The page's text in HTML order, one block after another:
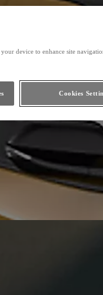
device to enhance site
Cookies